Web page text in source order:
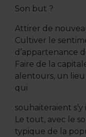
Son but ?
Attirer de
Cultiver le
d’appartenance
Faire de la
alentours, un
qui
souhaiteraient
Le tout, avec le
typique de la